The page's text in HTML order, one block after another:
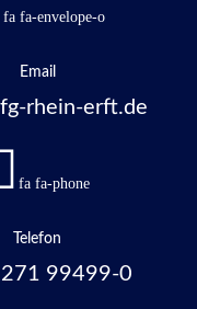
fa fa-envelope-o
Email
rhein-erft.de
fa fa-phone
Telefon
99499-0